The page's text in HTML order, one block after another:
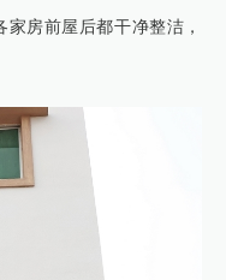
房前屋后都干净整洁，